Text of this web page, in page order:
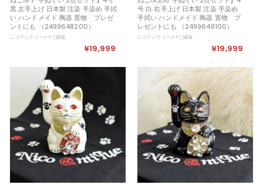
黒 左手上げ 日本製 注染 手染め 手拭
い ハンドメイド 陶器 置物 プレゼ
ントにも （2499648200）
ニコアンティーク×ご縁猫
¥19,999
9
号 白 右手上げ 日本製 注染 手染め
手拭い ハンドメイド 陶器 置物 プ
レゼントにも （2499648100）
ニコアンティーク×ご縁猫
¥19,999
9
,
9
9
9